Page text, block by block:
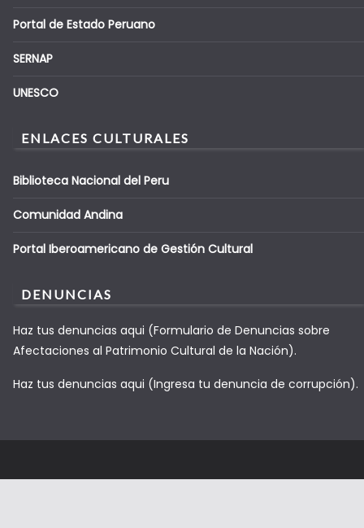
Portal de Estado Peruano
SERNAP
UNESCO
ENLACES CULTURALES
Biblioteca Nacional del Peru
Comunidad Andina
Portal Iberoamericano de Gestión Cultural
DENUNCIAS
Haz tus denuncias aqui (Formulario de Denuncias sobre
Afectaciones al Patrimonio Cultural de la Nación).
Haz tus denuncias aqui (Ingresa tu denuncia de corrupción).